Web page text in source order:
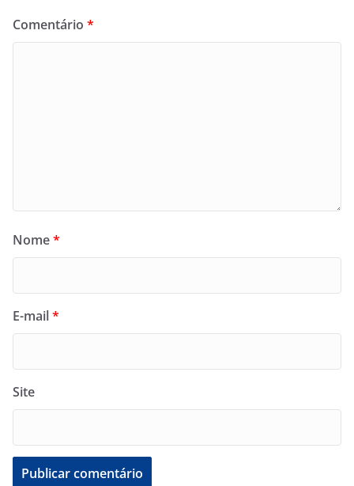
Comentário *
Nome*
E-mail*
Site